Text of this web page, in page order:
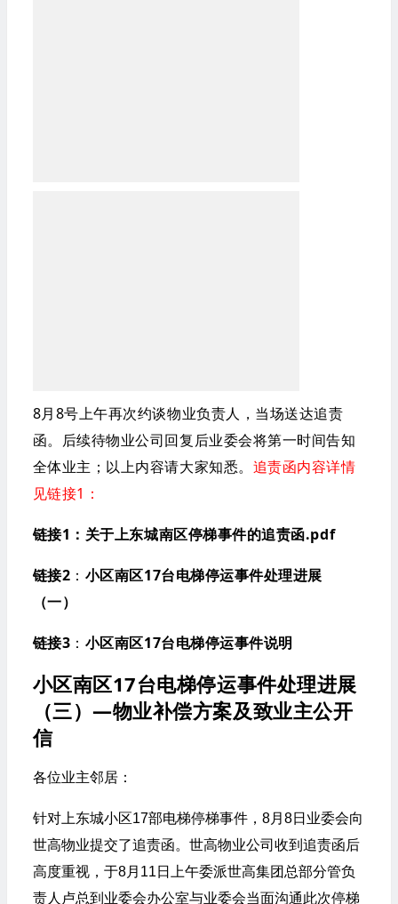
8月8号上午再次约谈物业负责人，当场送达追责
函。后续待物业公司回复后业委会将第一时间告知
全体业主；以上内容请大家知悉。 追责函内容详情
见链接1：
链接1 ： 关于上东城南区停梯事件的追责函.pdf
链接2 ： 小区南区17台电梯停运事件处理进展
（一）
链接3 ： 小区南区17台电梯停运事件说明
小区南区17台电梯停运事件处理进展
（三）—物业补偿方案及致业主公开
信
各位业主邻居：
针对上东城小区17部电梯停梯事件，8月8日业委会向
世高物业提交了追责函。世高物业公司收到追责函后
高度重视，于8月11日上午委派世高集团总部分管负
责人卢总到业委会办公室与业委会当面沟通此次停梯